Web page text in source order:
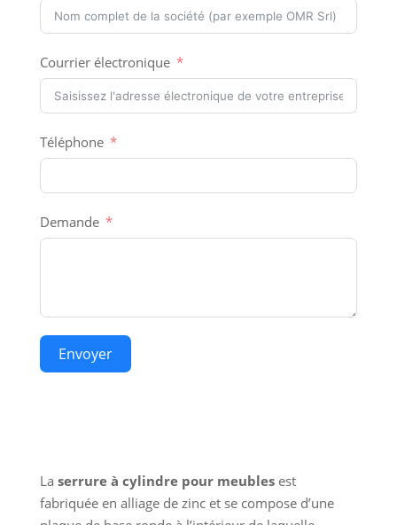
Courrier électronique
Téléphone
Demande
Envoyer
La serrure à cylindre pour meublesest
fabriquée en alliage de zinc et se compose d’une